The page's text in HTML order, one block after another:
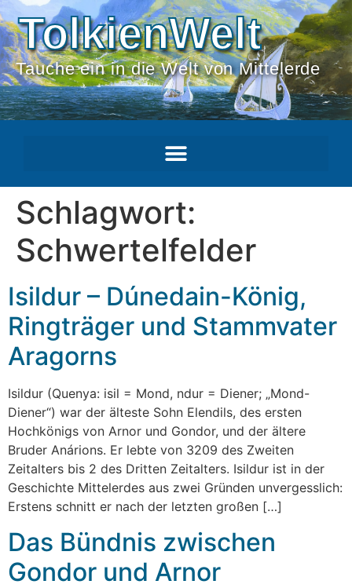
TolkienWelt
Tauche ein in die Welt von Mittelerde
Schlagwort:
Schwertelfelder
Isildur – Dúnedain-König,
Ringträger und Stammvater
Aragorns
Isildur (Quenya: isil = Mond, ndur = Diener; „Mond-
Diener“) war der älteste Sohn Elendils, des ersten
Hochkönigs von Arnor und Gondor, und der ältere
Bruder Anárions. Er lebte von 3209 des Zweiten
Zeitalters bis 2 des Dritten Zeitalters. Isildur ist in der
Geschichte Mittelerdes aus zwei Gründen unvergesslich:
Erstens schnitt er nach der letzten großen […]
Das Bündnis zwischen
Gondor und Arnor